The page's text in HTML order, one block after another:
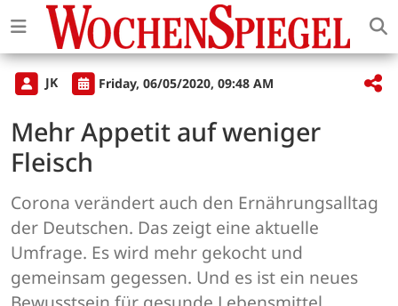
JK Friday, 06/05/2020, 09:48 AM
Mehr Appetit auf weniger
Fleisch
Corona verändert auch den Ernährungsalltag
der Deutschen. Das zeigt eine aktuelle
Umfrage. Es wird mehr gekocht und
gemeinsam gegessen. Und es ist ein neues